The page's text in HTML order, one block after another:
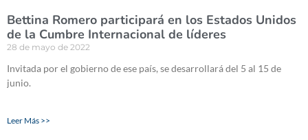
Bettina Romero participará en los Estados Unidos
de la Cumbre Internacional de líderes
28 de mayo de 2022
Invitada por el gobierno de ese país, se desarrollará del 5 al 15 de
junio.
Leer Más >>